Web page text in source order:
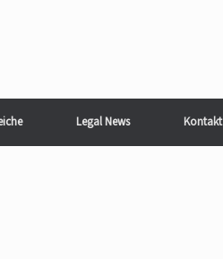
Legal News Kontakt